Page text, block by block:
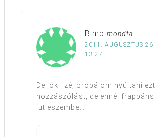
Bimb mondta
2011. AUGUSZTUS
13:27
De jók! Izé, próbálom nyújtani
hozzászólást, de ennél
jut eszembe…